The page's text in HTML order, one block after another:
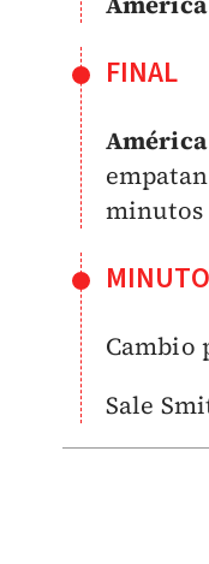
FINAL
minutos
Cambio
Sale